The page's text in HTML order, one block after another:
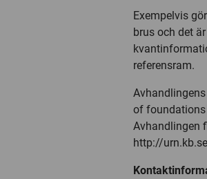
Exempelvis
brus och det
referensram.
of
Avhandlingen
http://